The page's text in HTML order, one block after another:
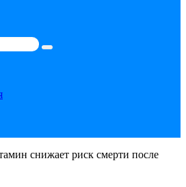
Искать
снижает риск смерти после